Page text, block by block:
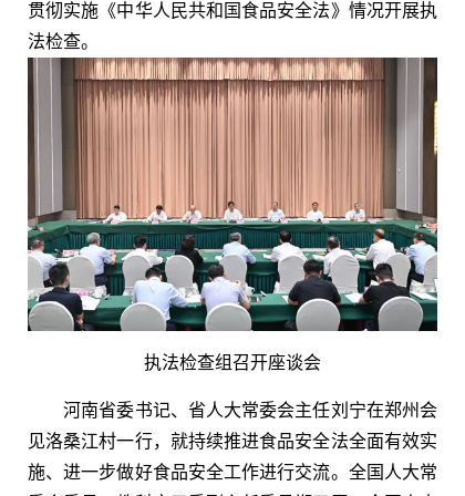
贯彻实施《中华人民共和国食品安全法》情况开展执
法检查。
执法检查组召开座谈会
河南省委书记、省人大常委会主任刘宁在郑州会
见洛桑江村一行，就持续推进食品安全法全面有效实
施、进一步做好食品安全工作进行交流。全国人大常